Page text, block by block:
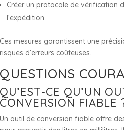
Créer un protocole de vérification
l’expédition.
Ces mesures garantissent une
risques d’erreurs coûteuses.
QUESTIONS
QU’EST-CE QU’UN
CONVERSION FIABLE
Un outil de conversion fiable offre